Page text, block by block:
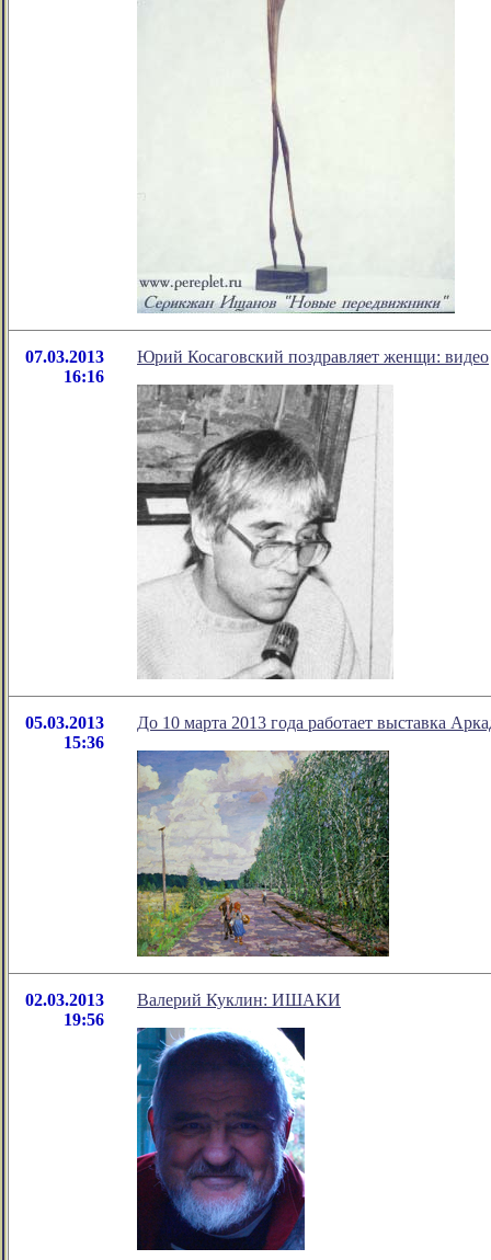
07.03.2013
16:16
Юрий Косаговский поздравляет женщи: видео
05.03.2013
15:36
До 10 марта 2013 года работает выставка
02.03.2013
19:56
Валерий Куклин: ИШАКИ